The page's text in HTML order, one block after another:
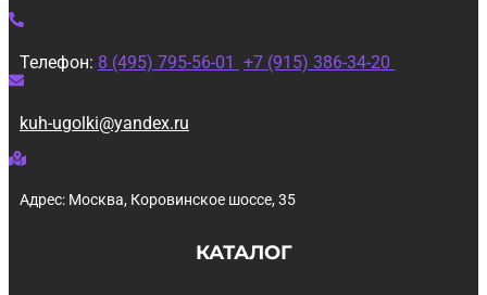
Телефон: 8 (495) 795-56-01 +7 (915) 386-34-20
kuh-ugolki@yandex.ru
Адрес: Москва, Коровинское шоссе, 35
КАТАЛОГ